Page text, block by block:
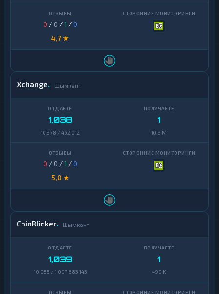
0 / 0 /1 /0
4,7 ★
Xchange Шымкент
1,038
10 378 / 462 012
1
10,3 M
0 / 0 /1 /0
5,0 ★
CoinBlinker Шымкент
1,039
10 085 / 1 007 883 143
1
490 K